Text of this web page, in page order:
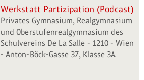
Werkstatt Partizipation (Podcast)
Privates Gymnasium, Realgymnasium
und Oberstufenrealgymnasium des
Schulvereins De La Salle - 1210 - Wien
- Anton-Böck-Gasse 37, Klasse 3A